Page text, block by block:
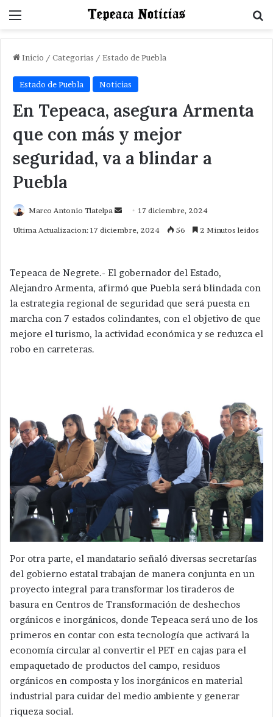
Menu
Inicio / Categorias / Estado de Puebla
Estado de Puebla Noticias
En Tepeaca, asegura Armenta
que con más y mejor
seguridad, va a blindar a
Puebla
Marco Antonio Tlatelpa
Send17 diciembre, 2024
Ultima Actualizacion: 17 diciembre, 2024 56 2 Minutos leidos
Tepeaca de Negrete.- El gobernador del Estado,
Alejandro Armenta, afirmó que Puebla será blindada con
la estrategia regional de seguridad que será puesta en
marcha con 7 estados colindantes, con el objetivo de que
mejore el turismo, la actividad económica y se reduzca el
robo en carreteras.
Por otra parte, el mandatario señaló diversas secretarías
del gobierno estatal trabajan de manera conjunta en un
proyecto integral para transformar los tiraderos de
basura en Centros de Transformación de deshechos
orgánicos e inorgánicos, donde Tepeaca será uno de los
primeros en contar con esta tecnología que activará la
economía circular al convertir el PET en cajas para el
empaquetado de productos del campo, residuos
orgánicos en composta y los inorgánicos en material
industrial para cuidar del medio ambiente y generar
riqueza social.